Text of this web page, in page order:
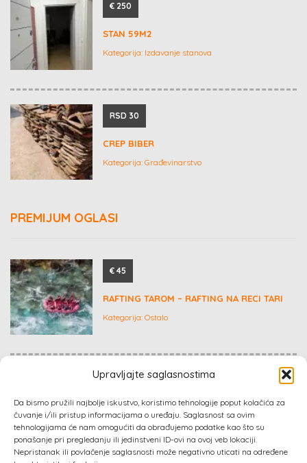
Upravljajte saglasnostima
Da bismo pružili najbolje iskustvo, koristimo tehnologije poput kolačića za
čuvanje i/ili pristup informacijama o uređaju. Saglasnost sa ovim
tehnologijama će nam omogućiti da obrađujemo podatke kao što su
ponašanje pri pregledanju ili jedinstveni ID-ovi na ovoj veb lokaciji.
Nepristanak ili povlačenje saglasnosti može negativno uticati na određene
€ 250
STAN 59M2
Kategorija: Izdavanje stanova
RSD 30
CREP BIBER
Kategorija: Građevinarstvo
PREMIJUM OGLASI
€ 45
RAFTING TAROM – RAFTING NA RECI TARI
Kategorija: Ostalo
Dogovor
KERAMIČAR ZA VAS!
Kategorija:Građevinarstvo